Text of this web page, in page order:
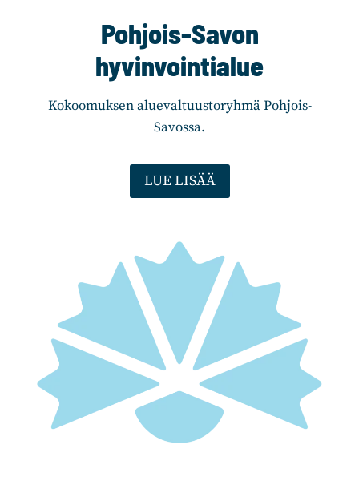
Pohjois-Savon
hyvinvointialue
Kokoomuksen aluevaltuustoryhmä Pohjois-
Savossa.
LUE LISÄÄ